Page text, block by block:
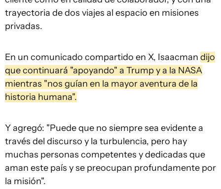
trayectoria de dos viajes al espacio en misiones
privadas.
En un comunicado compartido en X, Isaacman dijo
que continuará "apoyando" a Trump y a la NASA
mientras "nos guían en la mayor aventura de la
historia humana".
Y agregó: "Puede que no siempre sea evidente a
través del discurso y la turbulencia, pero hay
muchas personas competentes y dedicadas que
aman este país y se preocupan profundamente por
la misión".